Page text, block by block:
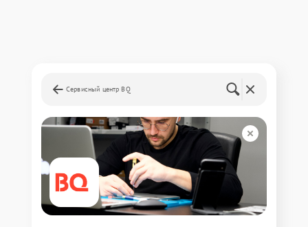
Сервисный центр BQ